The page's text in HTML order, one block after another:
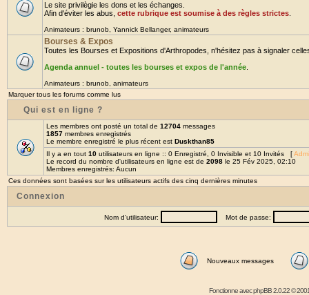
Le site privilègie les dons et les échanges.
Afin d'éviter les abus, cette rubrique est soumise à des règles strictes
Animateurs : brunob Yannick Bellanger, animateurs
Bourses & Expos
Toutes les Bourses et Expositions d'Arthropodes, n'hésitez pas à signaler
Agenda annuel - toutes les bourses et expos de l'année
Animateurs : brunob animateurs
Marquer tous les forums comme lus
Qui est en ligne ?
Les membres ont posté un total de 12704 messages
1857 membres enregistrés
Le membre enregistré le plus récent est Duskthan85
Il y a en tout 10 utilisateurs en ligne :: 0 Enregistré, 0 Invisible et 10 Invités [
Le record du nombre d'utilisateurs en ligne est de 2098 le 25 Fév 2025, 02:10
Membres enregistrés: Aucun
Ces données sont basées sur les utilisateurs actifs des cinq dernières minutes
Connexion
Nom d'utilisateur: Mot de passe:
Nouveaux messages
Fonctionne avecphpBB2.0.22 ©